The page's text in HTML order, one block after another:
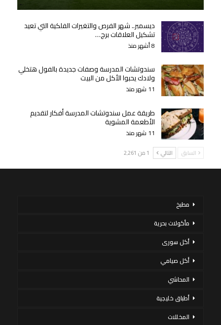
ديسمبر.. شهر الفرص والتغيرات الفلكية التي تعيد
تشكيل العلاقات برج…
8 أشهر منذ
سندوتشات المدرسة وصفات جديدة بالفول هتخلي
ولادك يحبوا الأكل من البيت
11 شهر منذ
طريقة عمل سندوتشات المدرسة أفكار لتقديم
الأطعمة المشوية
11 شهر منذ
السابق التالي 1 من 2٬261
مطبخ
مأكولات بحرية
أكل سورى
أكل صيامي
المحاشي
أطباق خليجية
المخللات